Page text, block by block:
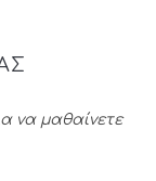
να μαθαίνετε